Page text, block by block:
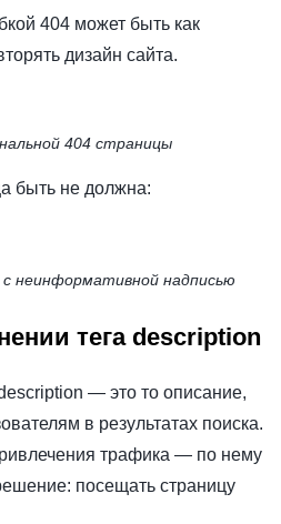
404 может быть как
дизайн сайта.
404 страницы
быть не должна:
неинформативной надписью
тега description
— это то описание,
в результатах поиска.
трафика — по нему
посещать страницу